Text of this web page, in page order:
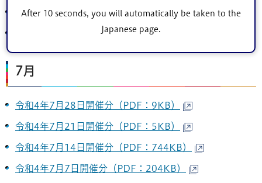
After 10 seconds, you will automatically be taken to the
Japanese page.
令和4年8月10日開催分（PDF：761KB）
令和4年8月3日（休会）
7月
令和4年7月28日開催分（PDF：9KB）
令和4年7月21日開催分（PDF：5KB）
令和4年7月14日開催分（PDF：744KB）
令和4年7月7日開催分（PDF：204KB）